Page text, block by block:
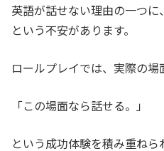
英語が話せない理由の一つに
という不安があります。
ロールプレイでは、実際の場
「この場面なら話せる。」
という成功体験を積み重ねら